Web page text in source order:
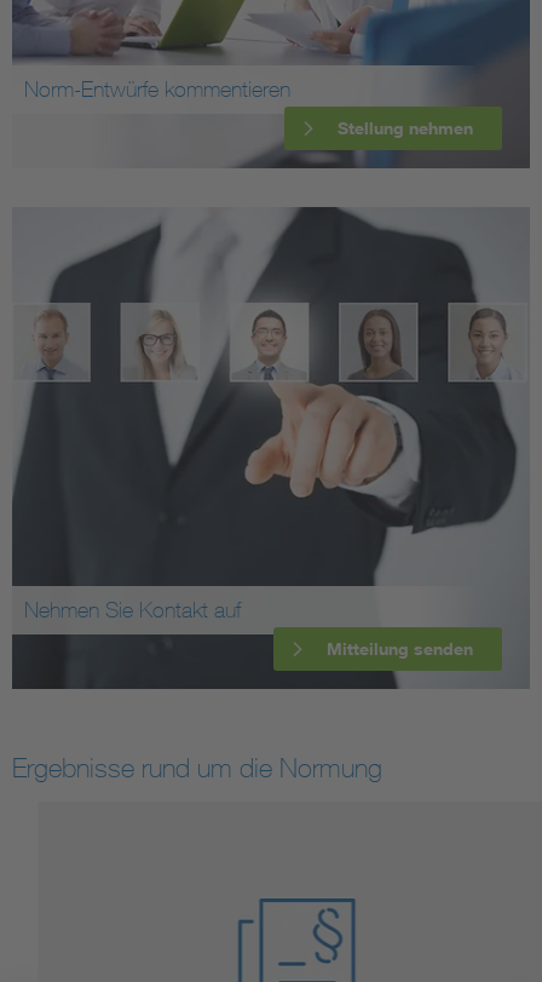
Norm-Entwürfe kommentieren
Stellung nehmen
Nehmen Sie Kontakt auf
Mitteilung senden
Ergebnisse rund um die Normung